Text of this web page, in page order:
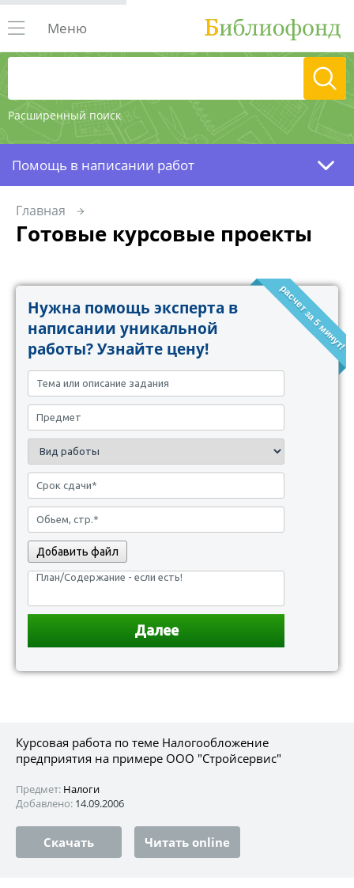
Расширенный поиск
Меню
Помощь в написании работ
Главная
Готовые курсовые проекты
расчет за 5 минут!
Нужна помощь эксперта в
написании уникальной
работы? Узнайте цену!
Добавить файл
Курсовая работа по теме Налогообложение
предприятия на примере ООО "Стройсервис"
Предмет: Налоги
Добавлено: 14.09.2006
Скачать Читать online